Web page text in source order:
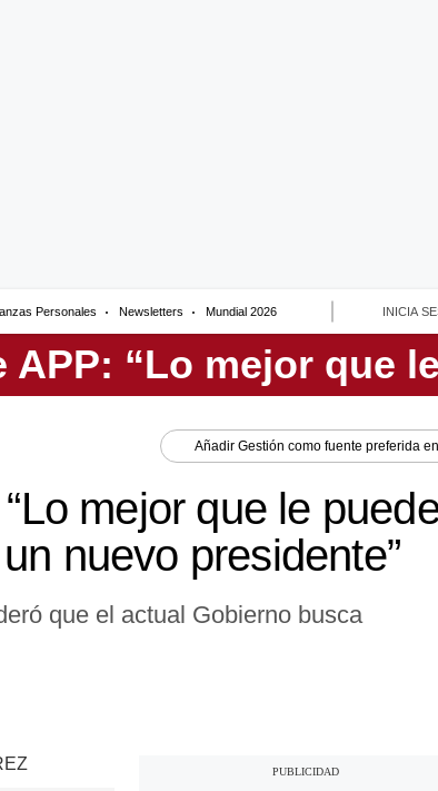
Personales Newsletters Mundial 2026 INICIA
Añadir Gestión como fuente preferida en
mejor que le
nuevo presidente”
que el actual Gobierno busca